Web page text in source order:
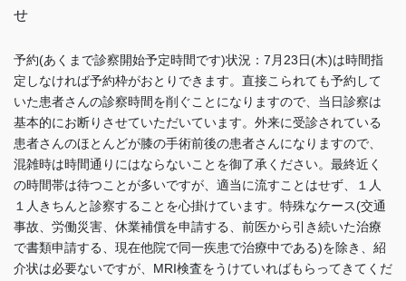
せ
予約(あくまで診察開始予定時間です)状況：7月23日(木)は時間指
定しなければ予約枠がおとりできます。直接こられても予約して
いた患者さんの診察時間を削ぐことになりますので、当日診察は
基本的にお断りさせていただいています。外来に受診されている
患者さんのほとんどが膝の手術前後の患者さんになりますので、
混雑時は時間通りにはならないことを御了承ください。最終近く
の時間帯は待つことが多いですが、適当に流すことはせず、１人
１人きちんと診察することを心掛けています。特殊なケース(交通
事故、労働災害、休業補償を申請する、前医から引き続いた治療
で書類申請する、現在他院で同一疾患で治療中である)を除き、紹
介状は必要ないですが、MRI検査をうけていればもらってきてくだ